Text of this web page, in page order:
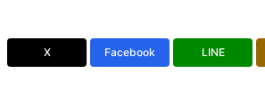
X Facebook LINE